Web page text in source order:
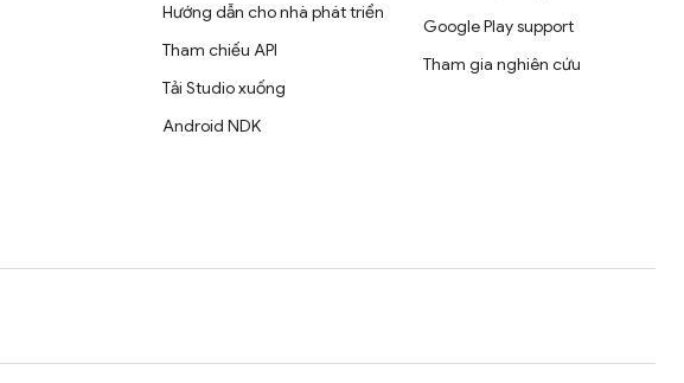
Hướng dẫn cho nhà phát triển
Tham chiếu API
Tải Studio xuống
Android NDK
Google Play support
Tham gia nghiên cứu